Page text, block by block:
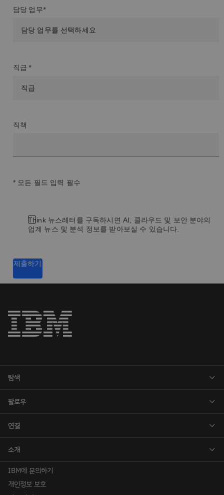
담당 업무*
직급 *
직책
* 모든 필드 입력 필수
Think 뉴스레터를 구독하시면 AI, 클라우드 및 보안 분야의
업계 뉴스 및 분석 정보를 받아보실 수 있습니다.
제출하기
IBM에 문의하기
개인정보 보호